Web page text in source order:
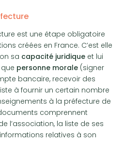
est une étape obligatoire
créées en France. C’est elle
sa capacité juridique et lui
personne morale (signer
bancaire, recevoir des
à fournir un certain nombre
à la préfecture de
comprennent
l’association, la liste de ses
relatives à son